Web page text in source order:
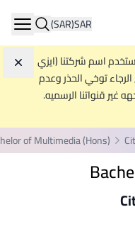
SAR
(SAR)
اسم شركتنا (ايزي
توخي الحذر وعدم
غير قنواتنا الرسميه.
of Multimedia (Hons)